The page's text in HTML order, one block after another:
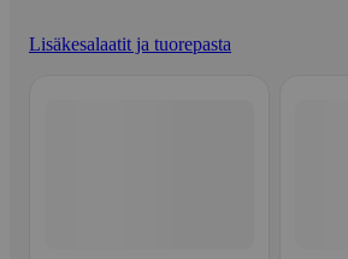
Lisäkesalaatit ja tuorepasta